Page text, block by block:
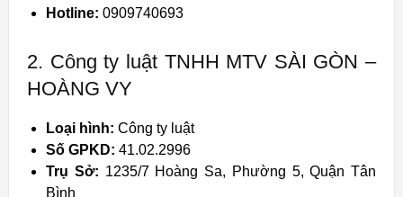
Hotline: 0909740693
2. Công ty luật TNHH MTV SÀI GÒN –
HOÀNG VY
Loại hình: Công ty luật
Số GPKD: 41.02.2996
Trụ Sở: 1235/7 Hoàng Sa, Phường 5, Quận Tân
Bình